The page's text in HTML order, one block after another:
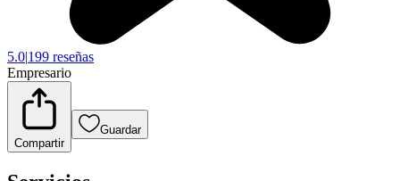
5.0|199 reseñas
Empresario
Compartir
Guardar